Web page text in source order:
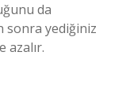
da
sonra yediğiniz
azalır.